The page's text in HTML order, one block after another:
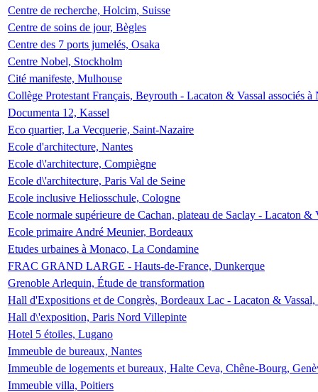
Centre de recherche, Holcim, Suisse
Centre de soins de jour, Bègles
Centre des 7 ports jumelés, Osaka
Centre Nobel, Stockholm
Cité manifeste, Mulhouse
Collège Protestant Français, Beyrouth - Lacaton & Vassal associés
Documenta 12, Kassel
Eco quartier, La Vecquerie, Saint-Nazaire
Ecole d'architecture, Nantes
Ecole d\'architecture, Compiègne
Ecole d\'architecture, Paris Val de Seine
Ecole inclusive Heliosschule, Cologne
Ecole normale supérieure de Cachan, plateau de Saclay - Lacaton &
Ecole primaire André Meunier, Bordeaux
Etudes urbaines à Monaco, La Condamine
FRAC GRAND LARGE - Hauts-de-France, Dunkerque
Grenoble Arlequin, Étude de transformation
Hall d'Expositions et de Congrès, Bordeaux Lac - Lacaton &
Hall d\'exposition, Paris Nord Villepinte
Hotel 5 étoiles, Lugano
Immeuble de bureaux, Nantes
Immeuble de logements et bureaux, Halte Ceva, Chêne-Bourg,
Immeuble villa, Poitiers